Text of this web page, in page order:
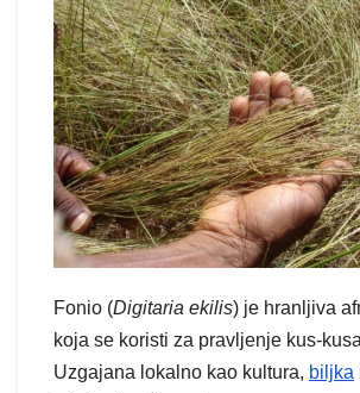
Fonio (Digitaria ekilis) je hranljiva
koja se koristi za pravljenje kus-
Uzgajana lokalno kao kultura, biljka